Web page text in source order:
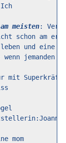
: Ich
meisten
wenn jemanden
: Meine mom